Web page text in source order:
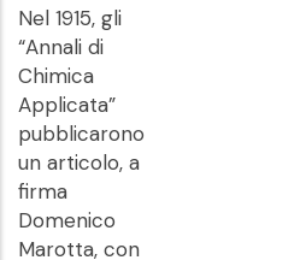
Nel 1915, gli
“Annali di
Chimica
Applicata”
pubblicarono
un articolo, a
firma
Domenico
Marotta, con